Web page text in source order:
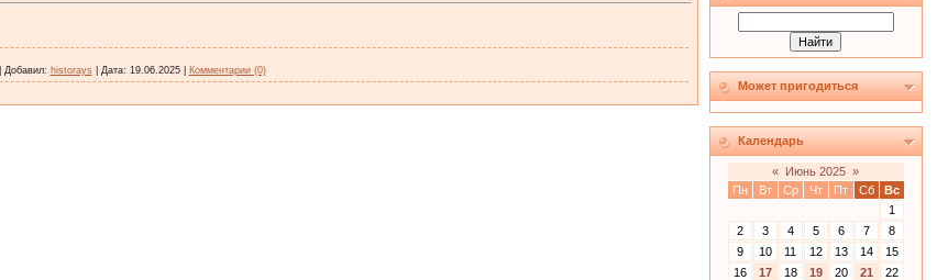
Добавил: historays Дата: 19.06.2025 Комментарии (0)
Может пригодиться
Календарь
« Июнь 2025 »
Пн
Вт Ср Чт Пт Сб
Вс
1
2
3 4 5 6 7
8
9
10 11 12 13 14
15
16
17 18 19 20 21
22